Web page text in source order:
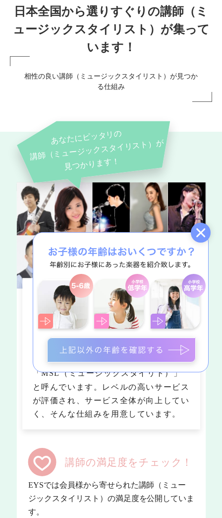
日本全国から選りすぐりの講師（ミ
ュージックスタイリスト）が集って
います！
相性の良い講師（ミュージックスタイリスト）が見つか
る仕組み